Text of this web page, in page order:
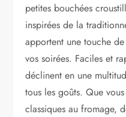
petites bouchées
inspirées de la
apportent une touche
vos soirées. Faciles et
déclinent en une
tous les goûts. Que
classiques au fromage,